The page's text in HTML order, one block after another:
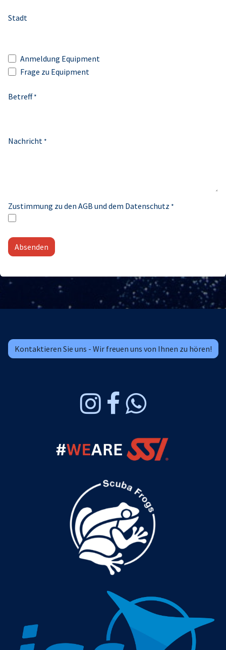
Stadt
Anmeldung Equipment
Frage zu Equipment
Betreff*
Nachricht *
Zustimmung zu den AGB und dem Datenschutz *
Absenden
Kontaktieren Sie uns - Wir freuen uns von Ihnen zu hören!